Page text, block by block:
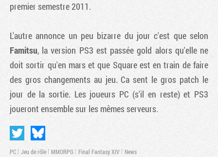
premier semestre 2011.
L'autre annonce un peu bizarre du jour c'est que selon
Famitsu, la version PS3 est passée gold alors qu'elle ne
doit sortir qu'en mars et que Square est en train de faire
des gros changements au jeu. Ca sent le gros patch le
jour de la sortie. Les joueurs PC (s'il en reste) et PS3
joueront ensemble sur les mêmes serveurs.
PC Jeu de rôle MMORPG Final Fantasy XIV News